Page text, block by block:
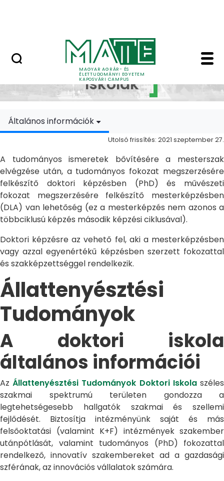
MAGYAR AGRÁR- ÉS
ÉLETTUDOMÁNYI EGYETEM
KAPOSVÁRI CAMPUS
Doktori Iskolák -
Doktori
Iskolák
Általános információk
Utolsó frissítés: 2021 szeptember 27.
A tudományos ismeretek bővítésére a mesterszak
elvégzése után, a tudományos fokozat megszerzésére
felkészítő doktori képzésben (PhD) és művészeti
fokozat megszerzésére felkészítő mesterképzésben
(DLA) van lehetőség (ez a mesterképzés nem azonos a
többciklusú képzés második képzési ciklusával).
Doktori képzésre az vehető fel, aki a mesterképzésben
vagy azzal egyenértékű képzésben szerzett fokozattal
és szakképzettséggel rendelkezik.
Állattenyésztési
Tudományok
A doktori iskola
általános információi
AzÁllattenyésztési Tudományok Doktori Iskolaszéles
szakmai spektrumú területen gondozza a
legtehetségesebb hallgatók szakmai és szellemi
fejlődését. Biztosítja intézményünk saját és más
felsőoktatási (valamint K+F) intézmények szakember
utánpótlását, valamint tudományos (PhD) fokozattal
rendelkező, innovatív szakembereket ad a gazdasági
szférának, az innovációs vállalatok számára.